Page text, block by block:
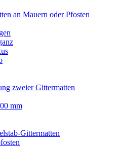
an Mauern oder Pfosten
zweier Gittermatten
mm
Gittermatten